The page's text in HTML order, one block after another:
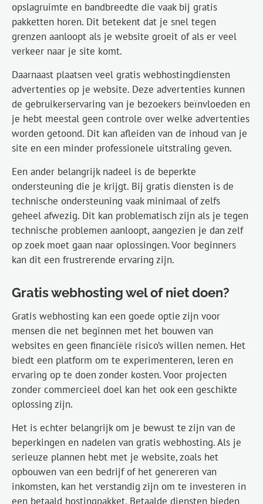
opslagruimte en bandbreedte die vaak bij gratis
pakketten horen. Dit betekent dat je snel tegen
grenzen aanloopt als je website groeit of als er veel
verkeer naar je site komt.
Daarnaast plaatsen veel gratis webhostingdiensten
advertenties op je website. Deze advertenties kunnen
de gebruikerservaring van je bezoekers beïnvloeden en
je hebt meestal geen controle over welke advertenties
worden getoond. Dit kan afleiden van de inhoud van je
site en een minder professionele uitstraling geven.
Een ander belangrijk nadeel is de beperkte
ondersteuning die je krijgt. Bij gratis diensten is de
technische ondersteuning vaak minimaal of zelfs
geheel afwezig. Dit kan problematisch zijn als je tegen
technische problemen aanloopt, aangezien je dan zelf
op zoek moet gaan naar oplossingen. Voor beginners
kan dit een frustrerende ervaring zijn.
Gratis webhosting wel of niet doen?
Gratis webhosting kan een goede optie zijn voor
mensen die net beginnen met het bouwen van
websites en geen financiële risico’s willen nemen. Het
biedt een platform om te experimenteren, leren en
ervaring op te doen zonder kosten. Voor projecten
zonder commercieel doel kan het ook een geschikte
oplossing zijn.
Het is echter belangrijk om je bewust te zijn van de
beperkingen en nadelen van gratis webhosting. Als je
serieuze plannen hebt met je website, zoals het
opbouwen van een bedrijf of het genereren van
inkomsten, kan het verstandig zijn om te investeren in
een betaald hostingpakket. Betaalde diensten bieden